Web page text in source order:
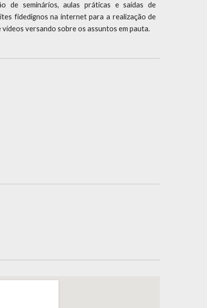
de seminários, aulas práticas e saídas de
fidedignos na internet para a realização de
vídeos versando sobre os assuntos em pauta.